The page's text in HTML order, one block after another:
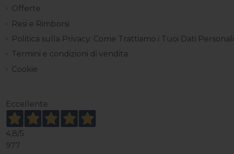
Offerte
Resi e Rimborsi
Politica sulla Privacy: Come Trattiamo i Tuoi Dati Personali
Termini e condizioni di vendita
Cookie
Eccellente
4,8/5
977